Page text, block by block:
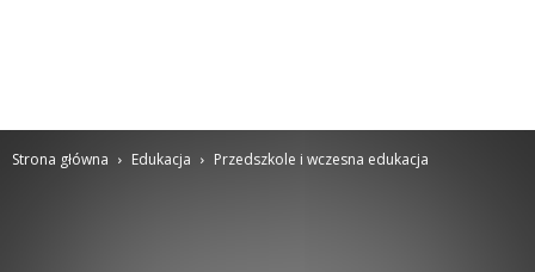
Strona główna Edukacja Przedszkole i wczesna edukacja